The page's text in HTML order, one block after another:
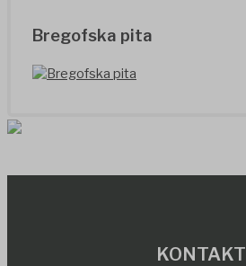
Bregofska pita
KONTAKT